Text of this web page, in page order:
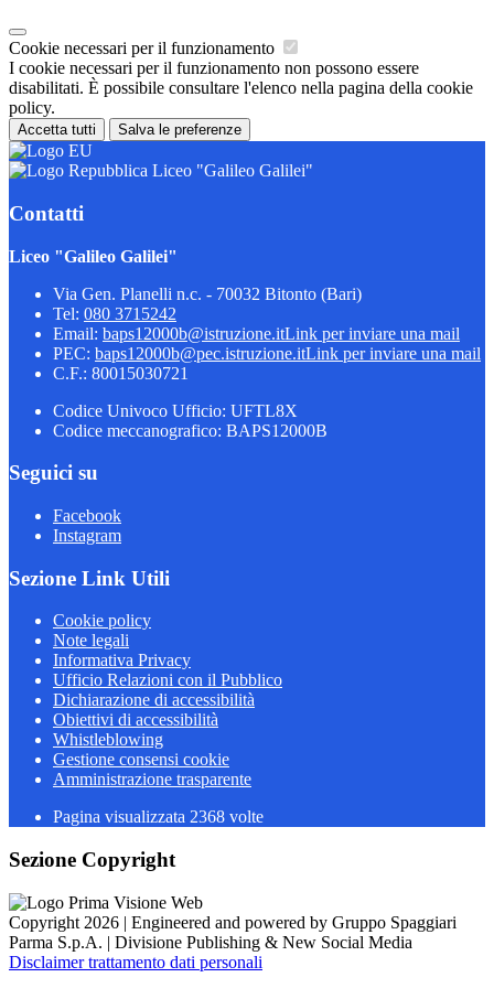
Cookie necessari per il funzionamento
I cookie necessari per il funzionamento non possono essere
disabilitati. È possibile consultare l'elenco nella pagina della cookie
policy.
Accetta tutti Salva le preferenze
Liceo "Galileo Galilei"
Contatti
Liceo "Galileo Galilei"
Via Gen. Planelli n.c. - 70032 Bitonto (Bari)
Tel: 080 3715242
Email: baps12000b@istruzione.itLink per inviare una mail
PEC: baps12000b@pec.istruzione.itLink per inviare una mail
C.F.: 80015030721
Codice Univoco Ufficio: UFTL8X
Codice meccanografico: BAPS12000B
Seguici su
Facebook
Instagram
Sezione Link Utili
Cookie policy
Note legali
Informativa Privacy
Ufficio Relazioni con il Pubblico
Dichiarazione di accessibilità
Obiettivi di accessibilità
Whistleblowing
Gestione consensi cookie
Amministrazione trasparente
Pagina visualizzata 2368 volte
Sezione Copyright
Copyright 2026 | Engineered and powered by Gruppo Spaggiari
Parma S.p.A. | Divisione Publishing & New Social Media
Disclaimer trattamento dati personali